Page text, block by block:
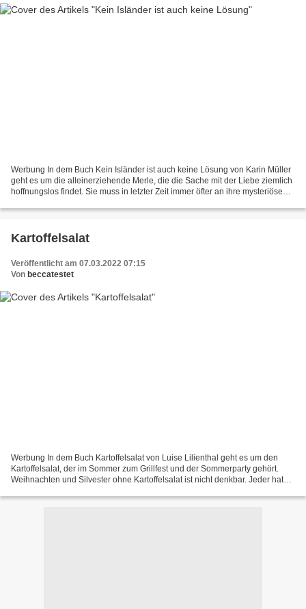
Werbung In dem Buch Kein Isländer ist auch keine Lösung von Karin Müller
geht es um die alleinerziehende Merle, die die Sache mit der Liebe ziemlich
hoffnungslos findet. Sie muss in letzter Zeit immer öfter an ihre mysteriöse
Kartoffelsalat
Veröffentlicht am 07.03.2022 07:15
Von beccatestet
Werbung In dem Buch Kartoffelsalat von Luise Lilienthal geht es um den
Kartoffelsalat, der im Sommer zum Grillfest und der Sommerparty gehört.
Weihnachten und Silvester ohne Kartoffelsalat ist nicht denkbar. Jeder hat